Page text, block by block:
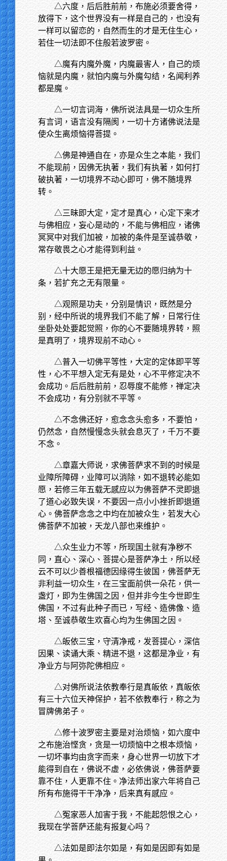
△六度，后后胜前前，布施必须要舍得，
放得下，这个世界没有一样是自己的，也没有
一样可以留恋的，自然而生的才是无住生心，
若住一切法即不住般若波罗密。
△魔有内魔外魔，内魔最害人，自己的烦
恼就是内魔，就怕内魔与外魔勾结，名闻利养
都是魔。
△一切言词海，佛所说法具是一切众生所
有言词，语言没有隔阂，一切十方诸佛说法是
使众生离烦恼得菩提。
△佛是神通自在，亦是众生之本能，我们
不能现前，因佛无执著，我们有执著，如何打
破执著，一切境界不动心即可，佛不随境界
转。
△三昧即大定，定才是真心，心定下来才
与佛相应，妄心是动的，不能与佛相应，诸佛
冥冥中对我们加被，加被的条件是至诚恭敬，
常存敬畏之心才能得到利益。
△十大愿王是把无量无边的愿归纳为十
条，若扩充之无有限量。
△观照是功夫，分别是情识，既然是分
别，经中所说的境界我们不能了解，日常行住
坐卧处处要起觉照，你的心不要随境界转，照
是真明了，境界现前不动心。
△普入一切佛平等性，大定的定体即平等
性，心不平想入定无有是处，心不平修定决不
会成功。后后胜前前，忍辱度不能修，禅定决
不会成功，有分别就不平等。
△不念佛还好，愈念念头愈多，不要怕，
仍然念，自然慢慢念头就会息灭了，千万不要
不念。
△章嘉大师说，求佛菩萨求不到的时候是
业障所障碍，业障可以消除，如不退转必能如
愿，若修三年五载无感应以为佛菩萨不灵即退
了道心必致失误，不要因一点小小挫折即退道
心。佛菩萨念念之中均在加被众生，若发大心
佛菩萨不加被，天龙八部也来维护。
△众生业力不等，所现国土就有净秽不
同，直心、深心、菩提心是菩萨净土，所以经
云不可以少善根福德因缘得生彼国，佛菩萨无
非利益一切众生，在三宝面前供一朵花，供一
盏灯，即为生佛国之因，但并非今生今世即生
佛国，不过有此种子而已，写经、造佛像、造
塔、至诚恭敬生欢喜心均为生佛国之因。
△皈依三宝，守清净戒，发菩提心，深信
因果、读诵大乘、精进不退，这都是净业，有
净业方与阿弥陀佛相应。
△对佛所说法依教奉行是真皈依，真皈依
有三十六位天神保护，若不依教奉行，称之为
冒牌佛弟子。
△修十波罗密主要是对治烦恼，如六度中
之布施治悭贪，贪是一切烦恼中之根本烦恼，
一切坏事均由贪字而来，身心世界一切放下才
能得到自在，佛说不虚，必依佛说，佛菩萨要
靠不住，人更靠不住。净法师出家六年将自己
所有布施得干干净净，后来真有感应。
△冤家恶人加害于我，不能起怨恨之心，
我现在学菩萨还能有报复心吗？
△法如是即法尔如是，有如是因即有如是